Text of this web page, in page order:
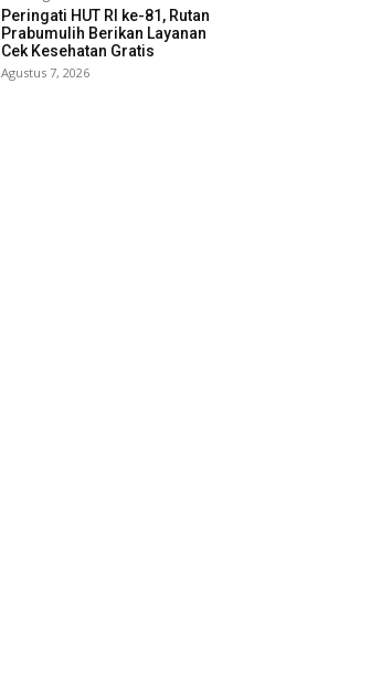
Peringati HUT RI ke-81, Rutan
Prabumulih Berikan Layanan
Cek Kesehatan Gratis
Agustus 7, 2026